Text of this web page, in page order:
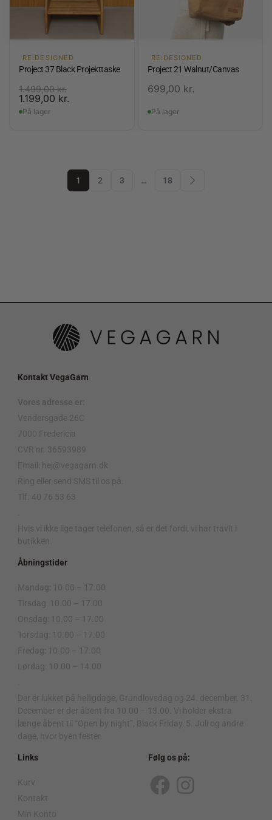
RE:DESIGNED
Project 37 Black Projekttaske
1.499,00kr.
1.199,00 kr.
På lager
RE:DESIGNED
Project 21 Walnut/Canvas
699,00 kr.
På lager
1 2 3 … 18
Kontakt VegaGarn
Vores adresse er:
Vendersgade 26C
7000 Fredericia
CVR nr. 36593989
Email: hej@vegagarn.dk
Ring eller send SMS til os på:
Tlf. 40 76 53 63
Hvis vi ikke lige tager telefonen, så er det fordi, vi har travlt i
butikken.
Åbningstider
Mandag: 10.00 – 17.00
Tirsdag: 10.00 – 17.00
Onsdag: 10.00 – 17.00
Torsdag: 10.00 – 17.00
Fredag: 10.00 – 17.00
Lørdag: 10.00 – 14.00
Der er lukket på helligdage, Grundlovsdag og 24. december. 31.
December er der åbent fra 10.00 – 13.00. Vi holder ekstra
længe åbent til “Open by night”, Black Friday, 5. Juli og andre
dage, hvor byen fester.
Links
Kurv
Kontakt
Min Konto
Følg os på:
F
I